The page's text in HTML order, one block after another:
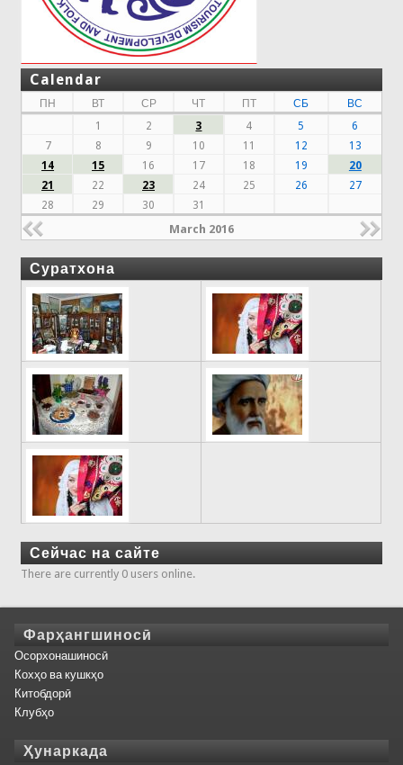
Calendar
ПН ВТ СР ЧТ ПТ СБ
ВС
1
2 3 4 5
6
7
8 9 10 11 12
13
14
15 16 17 18 19
20
21
22 23 24 25 26
27
28
29 30 31
March 2016
Суратхона
Сейчас на сайте
There are currently 0 users online.
Фарҳангшиносӣ
Осорхонашиносӣ
Кохҳо ва кушкҳо
Китобдорӣ
Клубҳо
Ҳунаркада